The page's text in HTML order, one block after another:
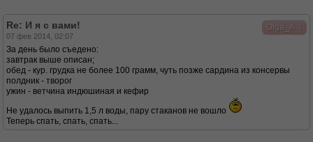
Olga_A
Re: И я с вами!
07 фев 2014, 02:07
За день было съедено:
завтрак выше описан;
обед - кур. грудка не более 100 грамм, чуть позже сардина из консервы
полдник - творог
ужин - ветчина индюшиная и кефир
Не удалось выпить 1,5 л воды, пару стаканов не вошло
Теперь спать, спать, спать...